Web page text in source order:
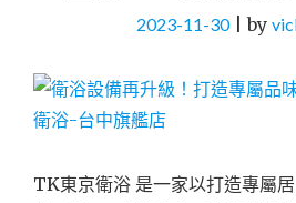
2023-11-30|by
TK東京衛浴 是一家以打造專屬